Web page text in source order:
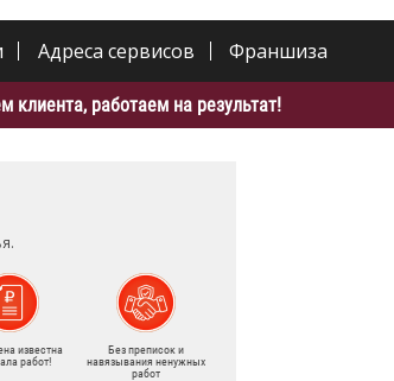
Адреса сервисов Франшиза
работаем на результат!
известна
работ!
Без преписок и
навязывания ненужных
работ